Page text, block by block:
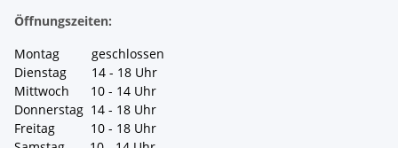
Öffnungszeiten:
Montag geschlossen
Dienstag 14 - 18 Uhr
Mittwoch 10 - 14 Uhr
Donnerstag 14 - 18 Uhr
Freitag 10 - 18 Uhr